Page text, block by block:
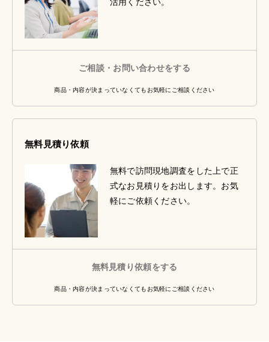
活用ください。
ご相談・お問い合わせをする
商品・内容が決まっていなくてもお気軽にご相談ください
無料見積り依頼
無料で訪問現地調査をした上で正
式なお見積りをお出します。お気
軽にご依頼ください。
無料見積り依頼をする
商品・内容が決まっていなくてもお気軽にご相談ください